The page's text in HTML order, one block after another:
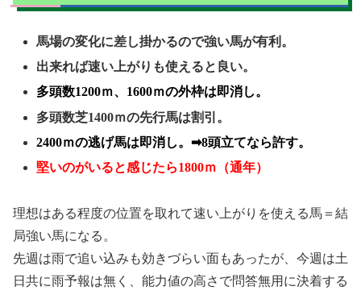
馬場の変化に差し掛かるので強い馬が有利。
出来れば速い上がりも使えると良い。
多頭数1200ｍ、1600ｍの外枠は即消し。
多頭数芝1400ｍの先行馬は割引。
2400ｍの逃げ馬は即消し。➡8頭立てなら許す。
堅いのがいると感じたら1800ｍ（通年）
理想はある程度の位置を取れて速い上がりを使える馬＝結
局強い馬になる。
先週は雨で追い込みも効きづらい面もあったが、今週は土
日共に雨予報は無く、能力値の高さで問答無用に決着する